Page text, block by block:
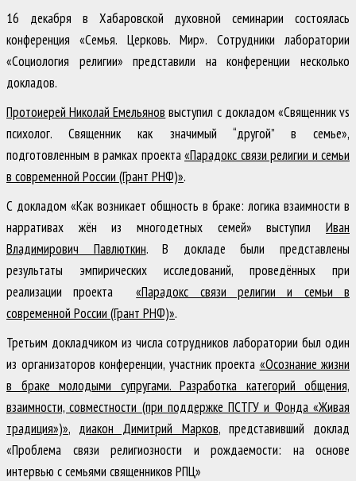
16 декабря в Хабаровской духовной семинарии состоялась
конференция «Семья. Церковь. Мир». Сотрудники лаборатории
«Социология религии» представили на конференции несколько
докладов.
Протоиерей Николай Емельянов выступил с докладом «Священник vs
психолог. Священник как значимый “другой” в семье»,
подготовленным в рамках проекта«Парадокс связи религии и семьи
в современной России (Грант РНФ)».
С докладом «Как возникает общность в браке: логика взаимности в
нарративах жён из многодетных семей» выступил Иван
Владимирович Павлюткин. В докладе были представлены
результаты эмпирических исследований, проведённых при
реализации проекта«Парадокс связи религии и семьи в
современной России (Грант РНФ)».
Третьим докладчиком из числа сотрудников лаборатории был один
из организаторов конференции, участник проекта «Осознание жизни
в браке молодыми супругами. Разработка категорий общения,
взаимности, совместности (при поддержке ПСТГУ и Фонда «Живая
традиция»)», диакон Димитрий Марков, представивший доклад
«Проблема связи религиозности и рождаемости: на основе
интервью с семьями священников РПЦ»